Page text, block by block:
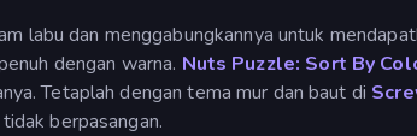
labu dan menggabungkannya untuk
dengan warna. Nuts Puzzle: Sort By
Tetaplah dengan tema mur dan baut di
berpasangan.